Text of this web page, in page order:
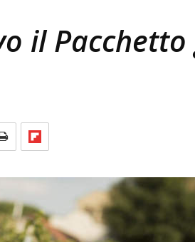
il